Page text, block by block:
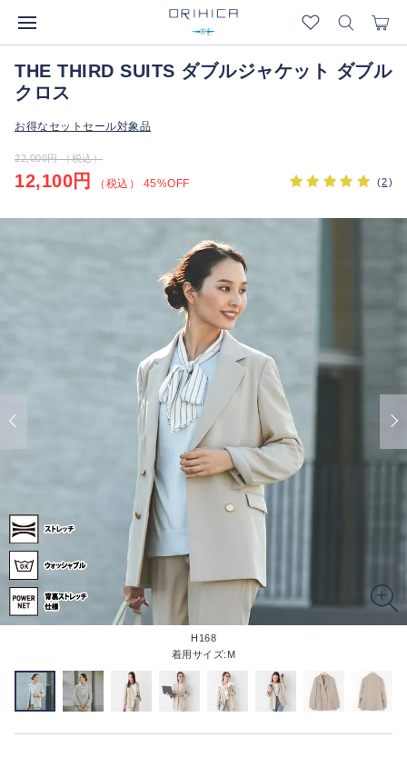
THE THIRD SUITS ダブルジャケット ダブル
クロス
お得なセットセール対象品
22,000円 （税込）
12,100円 （税込） 45%OFF (2)
H168
着用サイズ:M